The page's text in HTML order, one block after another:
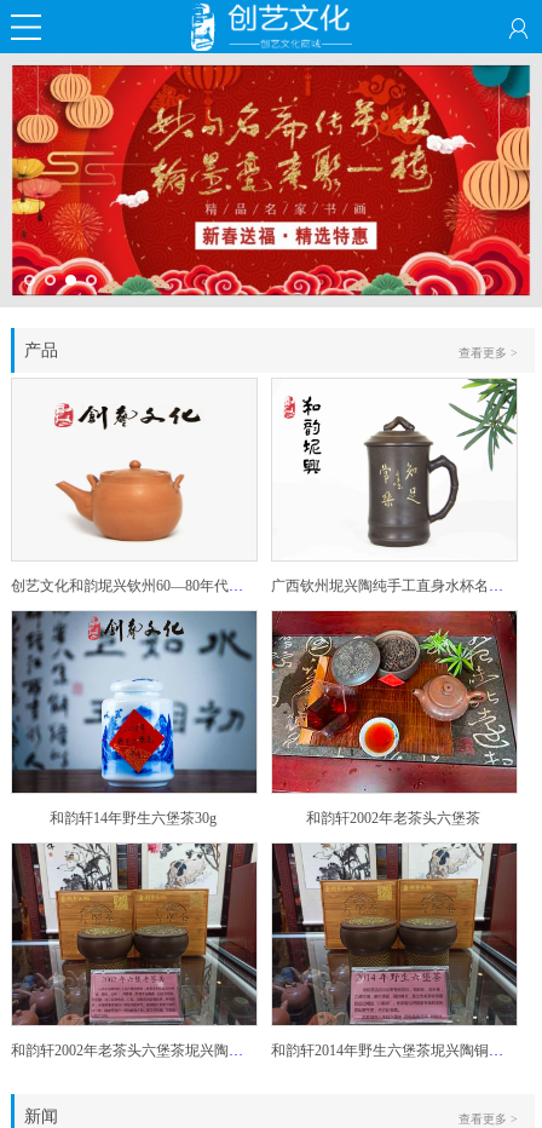
产品 查看更多 >
创艺文化和韵坭兴钦州60—80年代坭兴陶老壶——玉奎壶 广西钦州坭兴陶纯手工直身水杯名家陶瓷大师紫砂建水紫陶
和韵轩14年野生六堡茶30g 和韵轩2002年老茶头六堡茶
和韵轩2002年老茶头六堡茶坭兴陶铜鼓茶罐 和韵轩2014年野生六堡茶坭兴陶铜鼓茶罐
新闻 查看更多 >